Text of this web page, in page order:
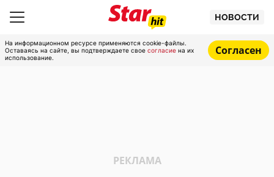
НОВОСТИ
На информационном ресурсе применяются cookie-файлы.
Оставаясь на сайте, вы подтверждаете свое согласие на их
использование.
Согласен